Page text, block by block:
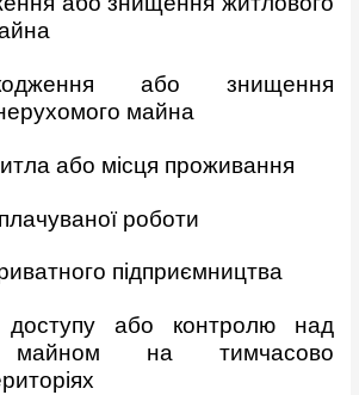
або знищення
майна
або місця проживання
роботи
підприємництва
або контролю над
майном на тимчасово